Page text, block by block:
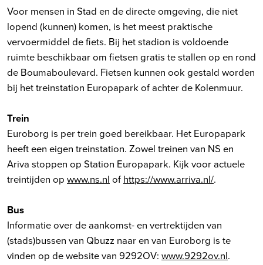
Voor mensen in Stad en de directe omgeving, die niet
lopend (kunnen) komen, is het meest praktische
vervoermiddel de fiets. Bij het stadion is voldoende
ruimte beschikbaar om fietsen gratis te stallen op en rond
de Boumaboulevard. Fietsen kunnen ook gestald worden
bij het treinstation Europapark of achter de Kolenmuur.
Trein
Euroborg is per trein goed bereikbaar. Het Europapark
heeft een eigen treinstation. Zowel treinen van NS en
Ariva stoppen op Station Europapark. Kijk voor actuele
treintijden op www.ns.nl of https://www.arriva.nl/.
Bus
Informatie over de aankomst- en vertrektijden van
(stads)bussen van Qbuzz naar en van Euroborg is te
vinden op de website van 9292OV: www.9292ov.nl.